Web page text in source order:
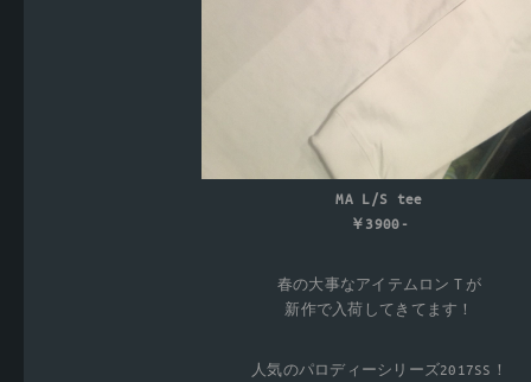
MA L/S tee
￥3900-
春の大事なアイテムロンＴが
新作で入荷してきてます！
人気のパロディーシリーズ2017SS！